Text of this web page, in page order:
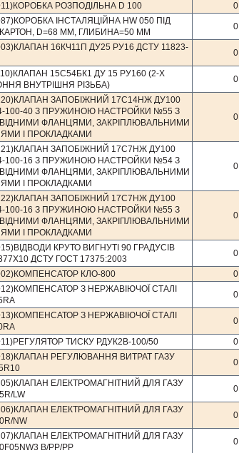
РОЗПОДІЛЬНА D 100 0
ІНСТАЛЯЦІЙНА HW 050 ПІД
D=68 MM, ГЛИБИНА=50 ММ
0
16КЧ11П ДУ25 РУ16 ДСТУ 11823-
0
15С54БК1 ДУ 15 РУ160 (2-Х
ВНУТРІШНЯ РІЗЬБА)
0
ЗАПОБІЖНИЙ 17С14НЖ ДУ100
100-40 З ПРУЖИНОЮ НАСТРОЙКИ №55 З
ФЛАНЦЯМИ, ЗАКРІПЛЮВАЛЬНИМИ
І ПРОКЛАДКАМИ
0
ЗАПОБІЖНИЙ 17С7НЖ ДУ100
100-16 З ПРУЖИНОЮ НАСТРОЙКИ №54 З
ФЛАНЦЯМИ, ЗАКРІПЛЮВАЛЬНИМИ
І ПРОКЛАДКАМИ
0
ЗАПОБІЖНИЙ 17С7НЖ ДУ100
100-16 З ПРУЖИНОЮ НАСТРОЙКИ №55 З
ФЛАНЦЯМИ, ЗАКРІПЛЮВАЛЬНИМИ
І ПРОКЛАДКАМИ
0
КРУТО ВИГНУТІ 90 ГРАДУСІВ
ДСТУ ГОСТ 17375:2003
0
КЛО-800 0
З НЕРЖАВІЮЧОЇ СТАЛІ
0
З НЕРЖАВІЮЧОЇ СТАЛІ
0
ТИСКУ РДУК2В-100/50 0
РЕГУЛЮВАННЯ ВИТРАТ ГАЗУ
0
ЕЛЕКТРОМАГНІТНИЙ ДЛЯ ГАЗУ
LW
0
ЕЛЕКТРОМАГНІТНИЙ ДЛЯ ГАЗУ
NW
0
ЕЛЕКТРОМАГНІТНИЙ ДЛЯ ГАЗУ
В/PР/РР
0